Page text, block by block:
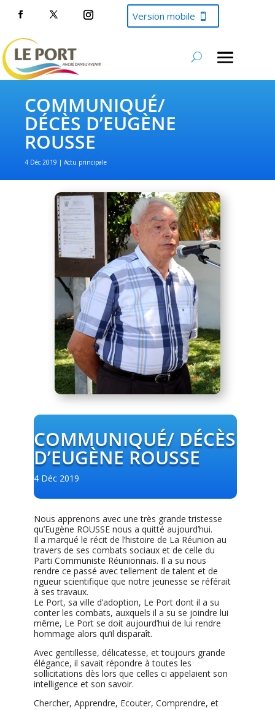
Version mobile
COMMUNIQUÉ/
DÉCÈS D’EUGÈNE
ROUSSE
4 Déc 2019 Actu principale
COMMUNIQUÉ/ DÉCÈS
D’EUGÈNE ROUSSE
4 Déc 2019
Nous apprenons avec une très grande tristesse
qu’Eugène ROUSSE nous a quitté aujourd’hui.
Il a marqué le récit de l’histoire de La Réunion au
travers de ses combats sociaux et de celle du
Parti Communiste Réunionnais. Il a su nous
rendre ce passé avec tellement de talent et de
rigueur scientifique que notre jeunesse se référait
à ses travaux.
Le Port, sa ville d’adoption, Le Port dont il a su
conter les combats, auxquels il a su se joindre lui
même, Le Port se doit aujourd’hui de lui rendre
hommage alors qu’il disparaît.
Avec gentillesse, délicatesse, et toujours grande
élégance, il savait répondre à toutes les
sollicitations dès lors que celles ci appelaient son
intelligence et son savoir.
Chercher, Apprendre, Ecouter, Comprendre, et